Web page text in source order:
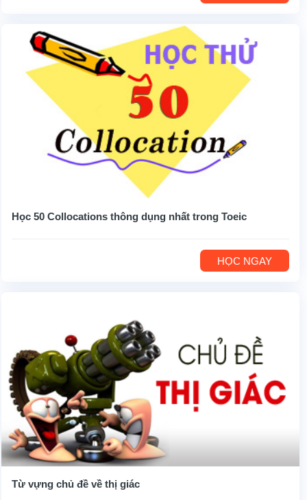
Học 50 Collocations thông dụng nhất trong Toeic
HỌC NGAY
Từ vựng chủ đề về thị giác